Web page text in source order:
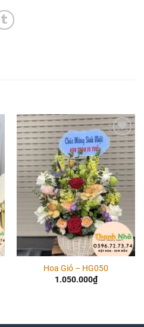
Add to
wishlist
Hoa Giỏ – HG050
1.050.000₫